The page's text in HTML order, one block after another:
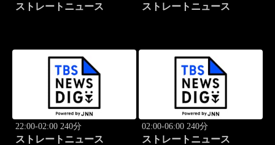
ストレートニュース ストレートニュース
22:00-02:00 240分
ストレートニュース
02:00-06:00 240分
ストレートニュース